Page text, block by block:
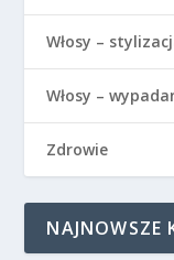
Włosy –
Włosy –
Zdrowie
NAJNOWSZE